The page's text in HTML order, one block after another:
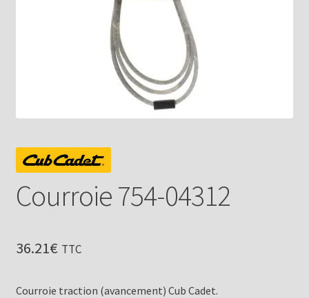
Courroie 754-04312
36.21€ TTC
Courroie traction (avancement) Cub Cadet.